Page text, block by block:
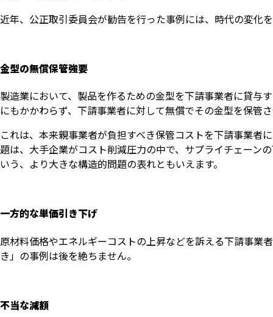
近年、公正取引委員会が勧告を行った事例には、時代の変化
金型の無償保管強要
製造業において、製品を作るための金型を下請事業者に貸与
にもかかわらず、下請事業者に対して無償でその金型を保管
これは、本来親事業者が負担すべき保管コストを下請事業者
題は、大手企業がコスト削減圧力の中で、サプライチェーン
いう、より大きな構造的問題の表れともいえます。
一方的な単価引き下げ
原材料価格やエネルギーコストの上昇などを訴える下請事業
き」の事例は後を絶ちません。
不当な減額